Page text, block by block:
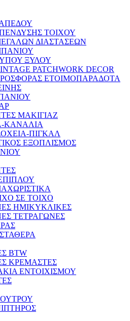
ΤΟΙΧΟΥ
ΔΙΑΣΤΑΣΕΩΝ
ΞΥΛΟΥ
PATCHWORK DECOR
ΕΤΟΙΜΟΠΑΡΑΔΟΤΑ
ΜΑΚΙΓΙΑΖ
ΚΑΝΑΛΙΑ
ΠΙΓΚΑΛ
ΕΞΟΠΛΙΣΜΟΣ
ΣΕ ΤΟΙΧΟ
ΗΜΙΚΥΚΛΙΚΕΣ
ΤΕΤΡΑΓΩΝΕΣ
BTW
ΚΡΕΜΑΣΤΕΣ
ΕΝΤΟΙΧΙΣΜΟΥ